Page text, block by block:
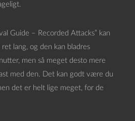
Guide – Recorded Attacks” kan
lang, og den kan bladres
men så meget desto mere
med den. Det kan godt være du
det er helt lige meget, for de